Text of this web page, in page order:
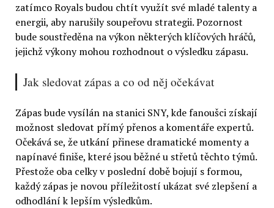
zatímco Royals budou chtít využít své mladé talenty a
energii, aby narušily soupeřovu strategii. Pozornost
bude soustředěna na výkon některých klíčových hráčů,
jejichž výkony mohou rozhodnout o výsledku zápasu.
Jak sledovat zápas a co od něj očekávat
Zápas bude vysílán na stanici SNY, kde fanoušci získají
možnost sledovat přímý přenos a komentáře expertů.
Očekává se, že utkání přinese dramatické momenty a
napínavé finiše, které jsou běžné u střetů těchto týmů.
Přestože oba celky v poslední době bojují s formou,
každý zápas je novou příležitostí ukázat své zlepšení a
odhodlání k lepším výsledkům.